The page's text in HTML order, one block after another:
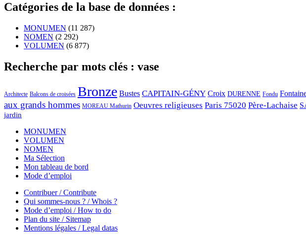
Catégories de la base de données :
MONUMEN (11 287)
NOMEN (2 292)
VOLUMEN (6 877)
Recherche par mots clés : vase
Architecte Balcons de croisées Bronze Bustes CAPITAIN-GÉNY Croix DURENNE Fondu
aux grands hommes MOREAU Mathurin Oeuvres religieuses Paris 75020 Père-Lachaise
jardin
MONUMEN
VOLUMEN
NOMEN
Ma Sélection
Mon tableau de bord
Mode d’emploi
Contribuer / Contribute
Qui sommes-nous ? / Whois ?
Mode d’emploi / How to do
Plan du site / Sitemap
Mentions légales / Legal datas